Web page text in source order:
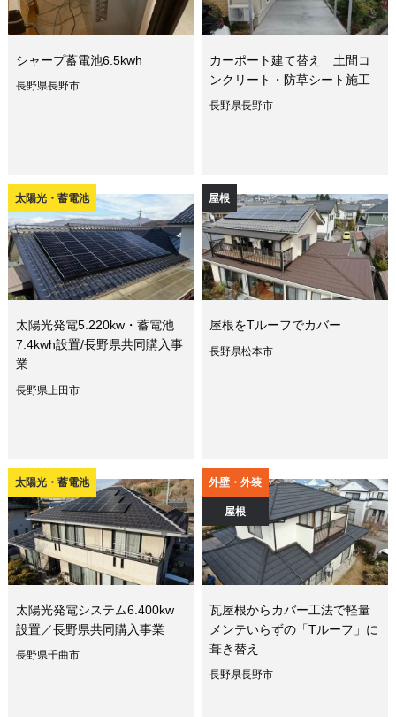
シャープ蓄電池6.5kwh
長野県長野市
カーポート建て替え 土間コ
ンクリート・防草シート施工
長野県長野市
太陽光・蓄電池
太陽光発電5.220kw・蓄電池
7.4kwh設置/長野県共同購入事
業
長野県上田市
屋根
屋根をTルーフでカバー
長野県松本市
太陽光・蓄電池
太陽光発電システム6.400kw
設置／長野県共同購入事業
長野県千曲市
外壁・外装
屋根
瓦屋根からカバー工法で軽量
メンテいらずの「Tルーフ」に
葺き替え
長野県長野市